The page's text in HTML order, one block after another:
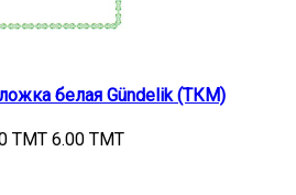
белая Gündelik (ТКМ)
TMT 6.00 TMT